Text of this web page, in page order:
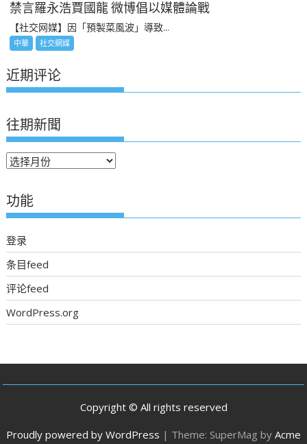
禁言羅永浩賈國龍 微博倡以媒體論戰
【社交网媒】因「預製菜風波」導致...
中華 社交網媒
近期评论
往期新聞
往
新
聞
功能
登录
条目feed
评论feed
WordPress.org
Copyright © All rights reserved
Proudly powered by WordPress | Theme: SuperMag by Acme